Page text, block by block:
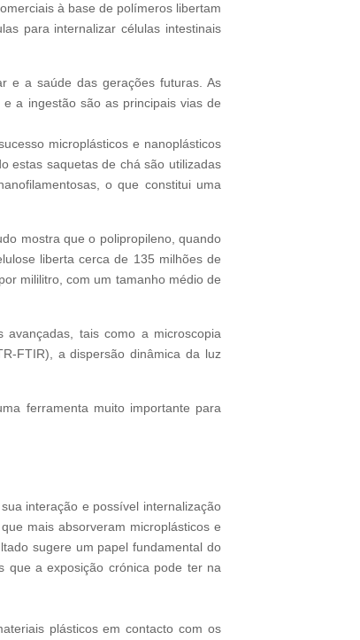
à base de polímeros libertam
para internalizar células intestinais
e a saúde das gerações futuras. As
a ingestão são as principais vias de
microplásticos e nanoplásticos
estas saquetas de chá são utilizadas
o que constitui uma
mostra que o polipropileno, quando
liberta cerca de 135 milhões de
mililitro, com um tamanho médio de
tais como a microscopia
FTIR), a dispersão dinâmica da luz
ferramenta muito importante para
interação e possível internalização
mais absorveram microplásticos e
sugere um papel fundamental do
que a exposição crónica pode ter na
plásticos em contacto com os